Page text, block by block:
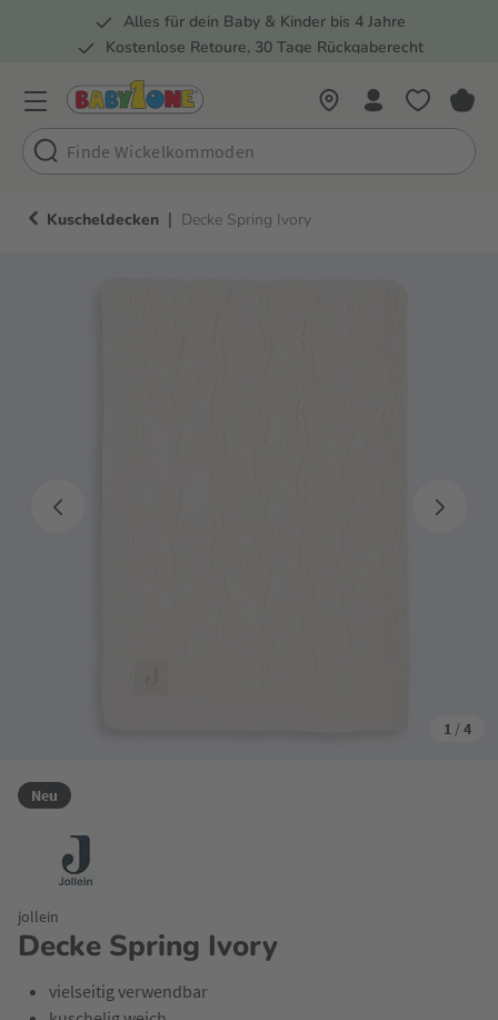
Zur Hauptnavigation springen
Alles für dein Baby & Kinder bis 4 Jahre
Kostenlose Retoure, 30 Tage Rückgaberecht
Kuscheldecken | Decke Spring Ivory
1 /4
Neu
Decke Spring Ivory
jollein
vielseitig verwendbar